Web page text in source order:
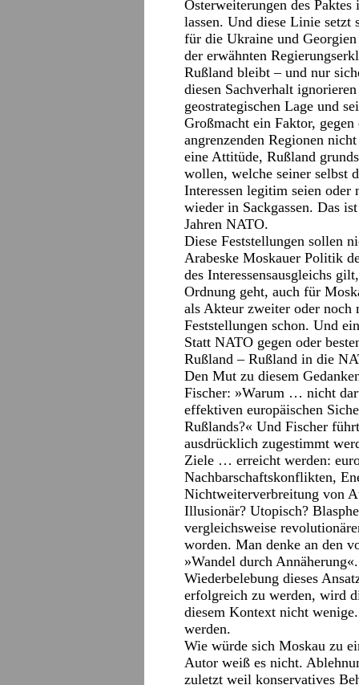
Osterweiterungen des
lassen. Und diese Linie
für die Ukraine und
der erwähnten
Rußland bleibt – und nur
diesen Sachverhalt
geostrategischen Lage und
Großmacht ein Faktor,
angrenzenden Regionen
eine Attitüde, Rußland
wollen, welche seiner selbst
Interessen legitim seien
wieder in Sackgassen. Das
Jahren NATO.
Diese Feststellungen sollen
Arabeske Moskauer Politik
des Interessensausgleichs
Ordnung geht, auch für
als Akteur zweiter oder noch
Feststellungen schon. Und
Statt NATO gegen oder
Rußland – Rußland in die
Den Mut zu diesem
Fischer: »Warum … nicht
effektiven europäischen
Rußlands?« Und Fischer
ausdrücklich zugestimmt
Ziele … erreicht werden:
Nachbarschaftskonflikten,
Nichtweiterverbreitung von
Illusionär? Utopisch?
vergleichsweise
worden. Man denke an den
»Wandel durch
Wiederbelebung dieses
erfolgreich zu werden, wird
diesem Kontext nicht
werden.
Wie würde sich Moskau zu
Autor weiß es nicht.
zuletzt weil konservatives